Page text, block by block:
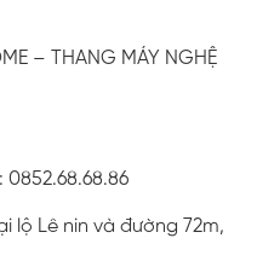
– THANG MÁY NGHỆ
lộ Lê nin và đường 72m,